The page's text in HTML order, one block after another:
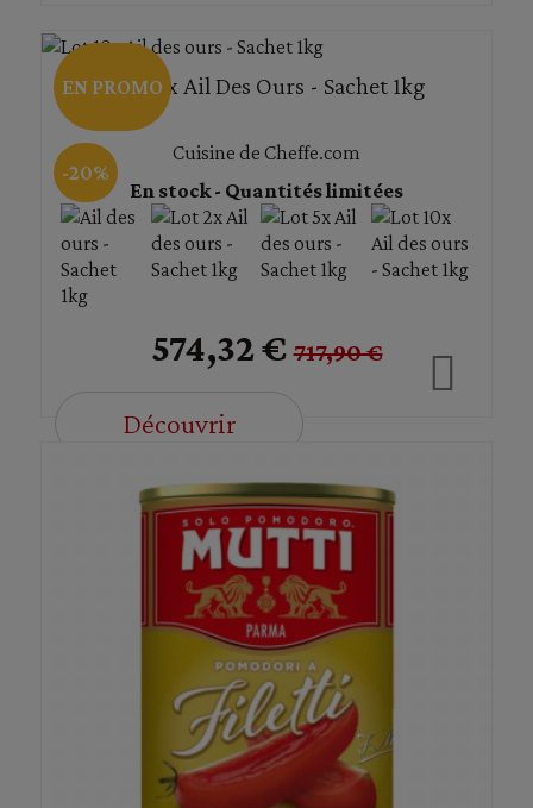
Lot 10x Ail Des Ours - Sachet 1kg
Cuisine de Cheffe.com
En stock - Quantités limitées
574,32 € 717,90 €
Découvrir
EN PROMO
-20%